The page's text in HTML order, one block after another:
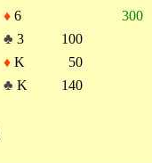
♦ 6
300
♣ 3
100
♦ K
50
♣ K
140